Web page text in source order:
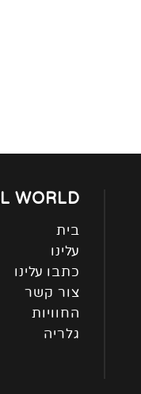
WORLD
בית
עלינו
כתבו עלינו
צור קשר
החוויות
גלריה